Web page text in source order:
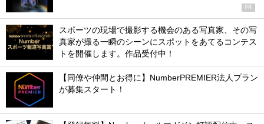
PR
スポーツの現場で撮影する機会のある写真家、その写
真家が撮る一瞬のシーンにスポットをあてるコンテス
トを開催します。作品受付中！
【同僚や仲間とお得に】NumberPREMIER法人プラン
が募集スタート！